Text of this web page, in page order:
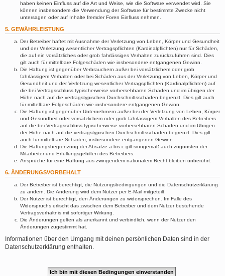
haben keinen Einfluss auf die Art und Weise, wie die Software verwendet wird. Sie
können insbesondere die Verwendung der Software für bestimmte Zwecke nicht
untersagen oder auf Inhalte fremder Foren Einfluss nehmen.
5. GEWÄHRLEISTUNG
Der Betreiber haftet mit Ausnahme der Verletzung von Leben, Körper und Gesundheit
und der Verletzung wesentlicher Vertragspflichten (Kardinalpflichten) nur für Schäden,
die auf ein vorsätzliches oder grob fahrlässiges Verhalten zurückzuführen sind. Dies
gilt auch für mittelbare Folgeschäden wie insbesondere entgangenen Gewinn.
Die Haftung ist gegenüber Verbrauchern außer bei vorsätzlichem oder grob
fahrlässigem Verhalten oder bei Schäden aus der Verletzung von Leben, Körper und
Gesundheit und der Verletzung wesentlicher Vertragspflichten (Kardinalpflichten) auf
die bei Vertragsschluss typischerweise vorhersehbaren Schäden und im übrigen der
Höhe nach auf die vertragstypischen Durchschnittsschäden begrenzt. Dies gilt auch
für mittelbare Folgeschäden wie insbesondere entgangenen Gewinn.
Die Haftung ist gegenüber Unternehmern außer bei der Verletzung von Leben, Körper
und Gesundheit oder vorsätzlichem oder grob fahrlässigem Verhalten des Betreibers
auf die bei Vertragsschluss typischerweise vorhersehbaren Schäden und im Übrigen
der Höhe nach auf die vertragstypischen Durchschnittsschäden begrenzt. Dies gilt
auch für mittelbare Schäden, insbesondere entgangenen Gewinn.
Die Haftungsbegrenzung der Absätze a bis c gilt sinngemäß auch zugunsten der
Mitarbeiter und Erfüllungsgehilfen des Betreibers.
Ansprüche für eine Haftung aus zwingendem nationalem Recht bleiben unberührt.
6. ÄNDERUNGSVORBEHALT
Der Betreiber ist berechtigt, die Nutzungsbedingungen und die Datenschutzerklärung
zu ändern. Die Änderung wird dem Nutzer per E-Mail mitgeteilt.
Der Nutzer ist berechtigt, den Änderungen zu widersprechen. Im Falle des
Widerspruchs erlischt das zwischen dem Betreiber und dem Nutzer bestehende
Vertragsverhältnis mit sofortiger Wirkung.
Die Änderungen gelten als anerkannt und verbindlich, wenn der Nutzer den
Änderungen zugestimmt hat.
Informationen über den Umgang mit deinen persönlichen Daten sind in der
Datenschutzerklärung enthalten.